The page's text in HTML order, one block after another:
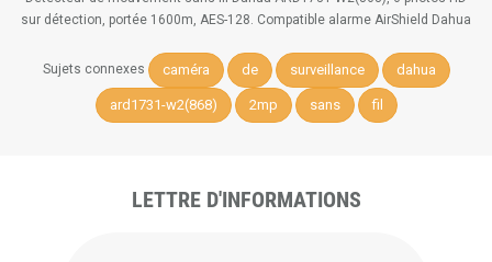
sur détection, portée 1600m, AES-128. Compatible alarme AirShield Dahua
Sujets connexes caméra de surveillance dahua
ard1731-w2(868) 2mp sans fil
LETTRE D'INFORMATIONS